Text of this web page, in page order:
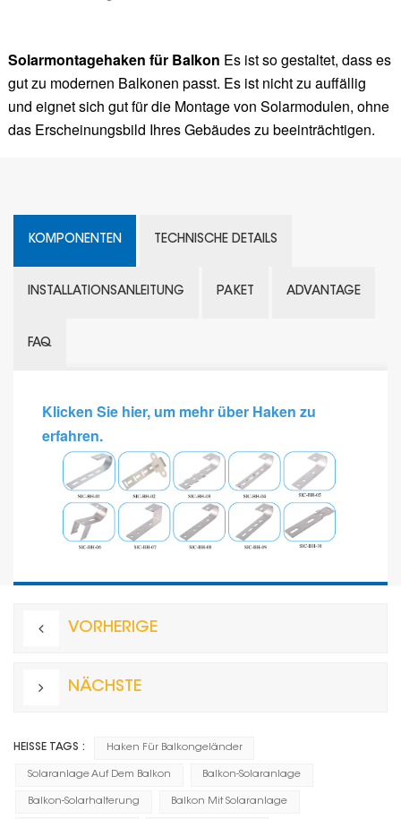
Solarmontagehaken für Balkon Es ist so gestaltet, dass es
gut zu modernen Balkonen passt. Es ist nicht zu auffällig
und eignet sich gut für die Montage von Solarmodulen, ohne
das Erscheinungsbild Ihres Gebäudes zu beeinträchtigen.
KOMPONENTEN TECHNISCHE DETAILS
INSTALLATIONSANLEITUNG PAKET ADVANTAGE
FAQ
Klicken Sie hier, um mehr über Haken zu
erfahren.
VORHERIGE
NÄCHSTE
HEISSE TAGS : Haken Für Balkongeländer
Solaranlage Auf Dem Balkon Balkon-Solaranlage
Balkon-Solarhalterung Balkon Mit Solaranlage